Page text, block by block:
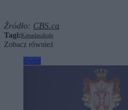
Źródło: CBS.ca
Tagi:Kanadaszkoła
Zobacz również